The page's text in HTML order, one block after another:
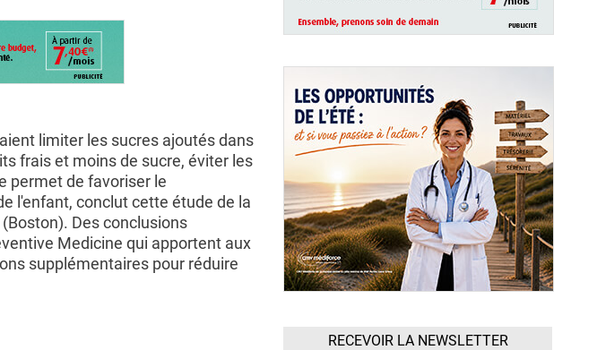
limiter les sucres ajoutés dans
frais et moins de sucre, éviter les
permet de favoriser le
l'enfant, conclut cette étude de la
Des conclusions
Medicine qui apportent aux
supplémentaires pour réduire
RECEVOIR LA NEWSLETTER